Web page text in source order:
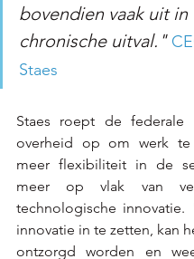
bovendien vaak uit in
chronische uitval."
Staes
Staes roept de federale
overheid op om werk te
meer flexibiliteit in de
meer op vlak van
technologische
innovatie in te zetten, kan
ontzorgd worden en